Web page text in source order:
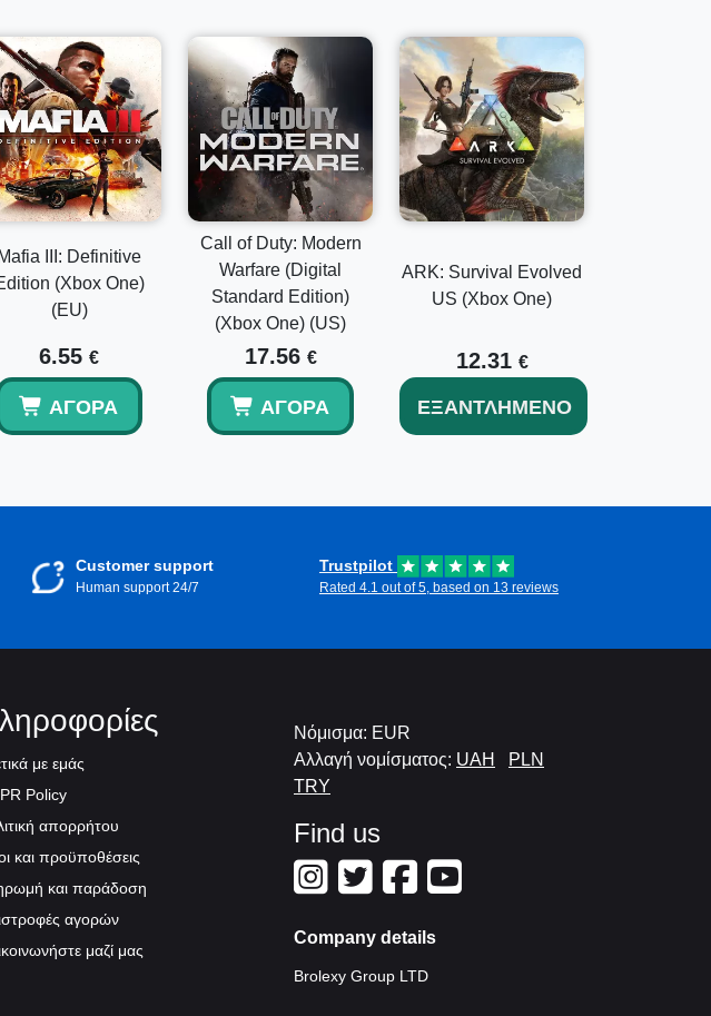
Mafia III: Definitive
(Xbox One)
(EU)
6.55 €
ΑΓΟΡΆ
Call of Duty: Modern
Warfare (Digital
Standard Edition)
(Xbox One) (US)
17.56 €
ΑΓΟΡΆ
ARK: Survival Evolved
US (Xbox One)
12.31 €
ΕΞΑΝΤΛΗΜΈΝΟ
Customer support
Human support 24/7
Trustpilot
Rated 4.1 out of 5, based on 13 reviews
με εμάς
Policy
απορρήτου
και προϋποθέσεις
και παράδοση
αγορών
μαζί μας
Νόμισμα: EUR
Αλλαγή νομίσματος: UAH
PLN
TRY
Find us
Company details
Brolexy Group LTD